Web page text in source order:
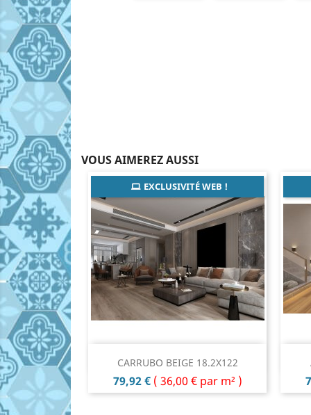
VOUS AIMEREZ AUSSI
CARRUBO BEIGE 18.2X122
Prix
79,92 € ( 36,00 € par m² )
EXCLUSIVITÉ WEB !
Aperçu rapide